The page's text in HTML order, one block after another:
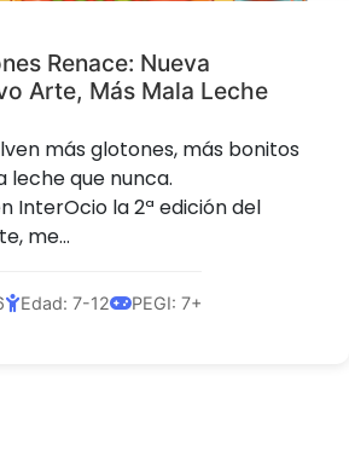
Renace: Nueva
Arte, Más Mala Leche
más glotones, más bonitos
leche que nunca.
InterOcio la 2ª edición del
me...
Edad: 7-12 PEGI: 7+